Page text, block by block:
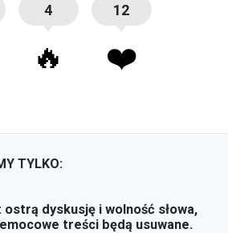
4
🔥
12
❤️
TYLKO:
ostrą dyskusję i wolność słowa,
treści będą usuwane.